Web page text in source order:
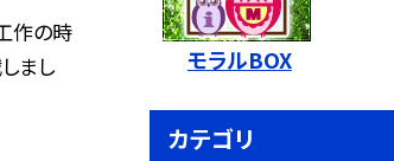
作の時
まし
モラルBOX
カテゴリ